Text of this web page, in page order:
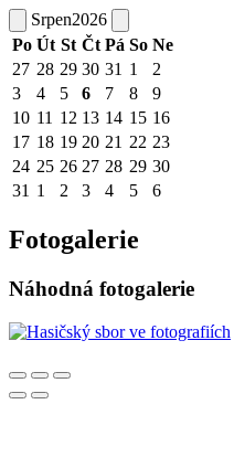
Srpen2026
Po Út St Čt Pá So Ne
27 28 29 30 31 1
2
3
4 5 6 7 8
9
10 11 12 13 14 15 16
17 18 19 20 21 22 23
24 25 26 27 28 29 30
31 1 2 3 4 5 6
Fotogalerie
Náhodná fotogalerie